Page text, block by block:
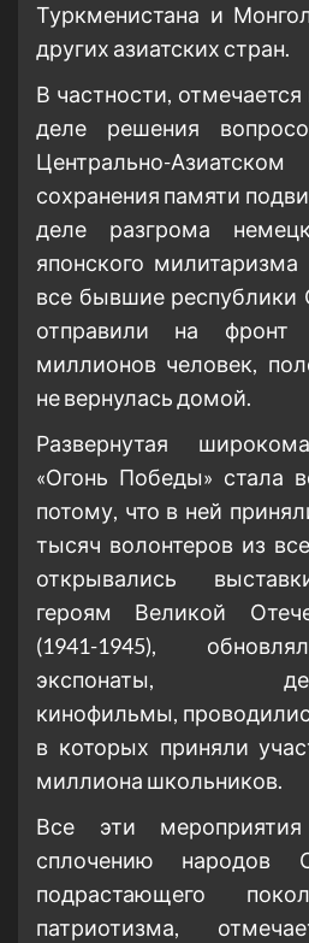
Туркменистана и
других азиатских стран.
В частности,
деле решения
Центрально-
сохранения памяти
деле разгрома
японского
все бывшие республики
отправили на фронт
миллионов человек,
не вернулась домой.
Развернутая
«Огонь Победы» стала
потому, что в ней
тысяч волонтеров из
открывались
героям Великой
(1941-1945),
экспонаты,
кинофильмы,
в которых приняли
миллиона школьников.
Все эти мероприятия
сплочению народов
подрастающего
патриотизма,